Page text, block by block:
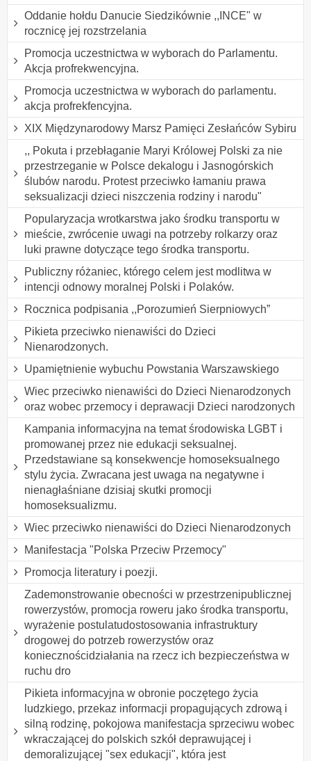
Oddanie hołdu Danucie Siedzikównie ,,INCE" w
rocznicę jej rozstrzelania
Promocja uczestnictwa w wyborach do Parlamentu.
Akcja profrekwencyjna.
Promocja uczestnictwa w wyborach do parlamentu.
akcja profrekfencyjna.
XIX Międzynarodowy Marsz Pamięci Zesłańców Sybiru
,, Pokuta i przebłaganie Maryi Królowej Polski za nie
przestrzeganie w Polsce dekalogu i Jasnogórskich
ślubów narodu. Protest przeciwko łamaniu prawa
seksualizacji dzieci niszczenia rodziny i narodu"
Popularyzacja wrotkarstwa jako środku transportu w
mieście, zwrócenie uwagi na potrzeby rolkarzy oraz
luki prawne dotyczące tego środka transportu.
Publiczny różaniec, którego celem jest modlitwa w
intencji odnowy moralnej Polski i Polaków.
Rocznica podpisania ,,Porozumień Sierpniowych”
Pikieta przeciwko nienawiści do Dzieci
Nienarodzonych.
Upamiętnienie wybuchu Powstania Warszawskiego
Wiec przeciwko nienawiści do Dzieci Nienarodzonych
oraz wobec przemocy i deprawacji Dzieci narodzonych
Kampania informacyjna na temat środowiska LGBT i
promowanej przez nie edukacji seksualnej.
Przedstawiane są konsekwencje homoseksualnego
stylu życia. Zwracana jest uwaga na negatywne i
nienagłaśniane dzisiaj skutki promocji
homoseksualizmu.
Wiec przeciwko nienawiści do Dzieci Nienarodzonych
Manifestacja "Polska Przeciw Przemocy"
Promocja literatury i poezji.
Zademonstrowanie obecności w przestrzenipublicznej
rowerzystów, promocja roweru jako środka transportu,
wyrażenie postulatudostosowania infrastruktury
drogowej do potrzeb rowerzystów oraz
koniecznościdziałania na rzecz ich bezpieczeństwa w
ruchu dro
Pikieta informacyjna w obronie poczętego życia
ludzkiego, przekaz informacji propagujących zdrową i
silną rodzinę, pokojowa manifestacja sprzeciwu wobec
wkraczającej do polskich szkół deprawującej i
demoralizującej "sex edukacji", która jest